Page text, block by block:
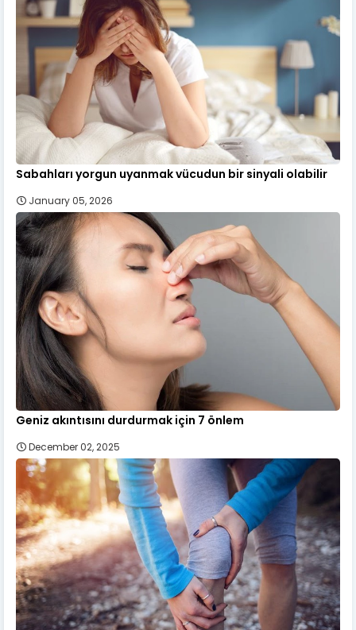
Sabahları yorgun uyanmak vücudun bir sinyali olabilir
January 05, 2026
Geniz akıntısını durdurmak için 7 önlem
December 02, 2025